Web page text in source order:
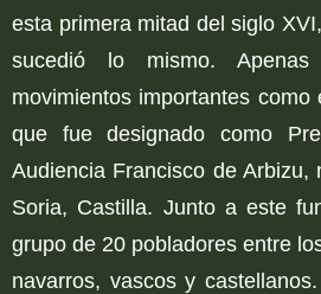
esta primera mitad del siglo
sucedió lo mismo.
movimientos importantes
que fue designado como
Audiencia Francisco de Arbizu,
Soria, Castilla. Junto a este
grupo de 20 pobladores entre
navarros, vascos y